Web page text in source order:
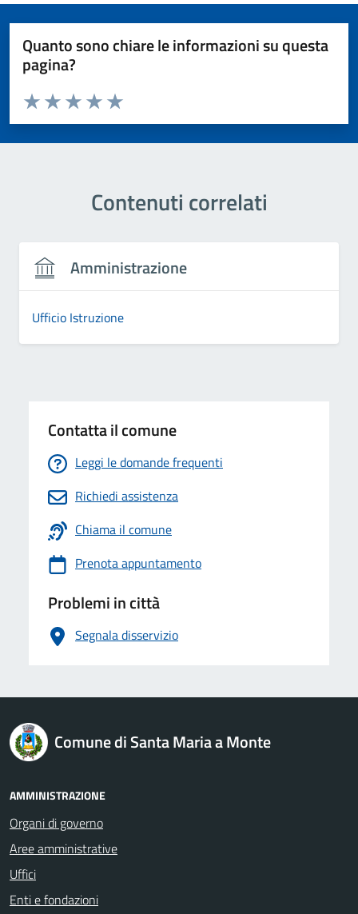
Quanto sono chiare le informazioni su questa
pagina?
Valuta da 1 a 5 stelle la pagina
Valuta 5 stelle su 5
Valuta 4 stelle su 5
Valuta 3 stelle su 5
Valuta 2 stelle su 5
Valuta 1 stelle su 5
Contenuti correlati
Amministrazione
Ufficio Istruzione
Contatta il comune
Leggi le domande frequenti
Richiedi assistenza
Chiama il comune
Prenota appuntamento
Problemi in città
Segnala disservizio
logo Unione Europea
Comune di Santa Maria a Monte
AMMINISTRAZIONE
Organi di governo
Aree amministrative
Uffici
Enti e fondazioni